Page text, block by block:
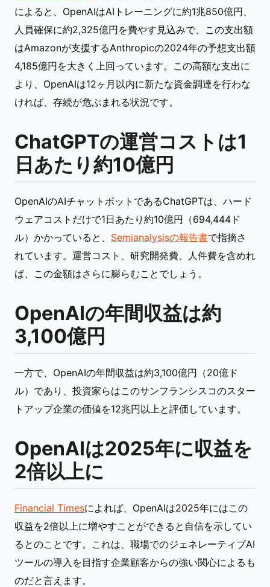
によると、OpenAIはAIトレーニングに約1兆850億円、
人員確保に約2,325億円を費やす見込みで、この支出額
はAmazonが支援するAnthropicの2024年の予想支出額
4,185億円を大きく上回っています。この高額な支出に
より、OpenAIは12ヶ月以内に新たな資金調達を行わな
ければ、存続が危ぶまれる状況です。
ChatGPTの運営コストは1
日あたり約10億円
OpenAIのAIチャットボットであるChatGPTは、ハード
ウェアコストだけで1日あたり約10億円（694,444ド
ル）かかっていると、 Semianalysisの報告書で指摘さ
れています。運営コスト、研究開発費、人件費を含めれ
ば、この金額はさらに膨らむことでしょう。
OpenAIの年間収益は約
3,100億円
一方で、OpenAIの年間収益は約3,100億円（20億ド
ル）であり、投資家らはこのサンフランシスコのスター
トアップ企業の価値を12兆円以上と評価しています。
OpenAIは2025年に収益を
2倍以上に
Financial Timesによれば、OpenAIは2025年にはこの
収益を2倍以上に増やすことができると自信を示してい
るとのことです。これは、職場でのジェネレーティブAI
ツールの導入を目指す企業顧客からの強い関心によるも
のだと言えます。